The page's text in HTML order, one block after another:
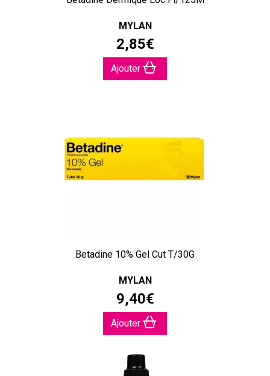
MYLAN
2,85€
Ajouter
Betadine 10% Gel Cut T/30G
MYLAN
9,40€
Ajouter